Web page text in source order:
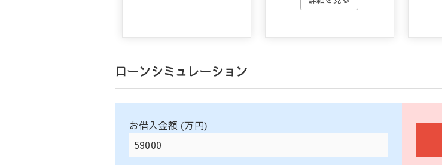
ローンシミュレーション
お借入金額 (万円)